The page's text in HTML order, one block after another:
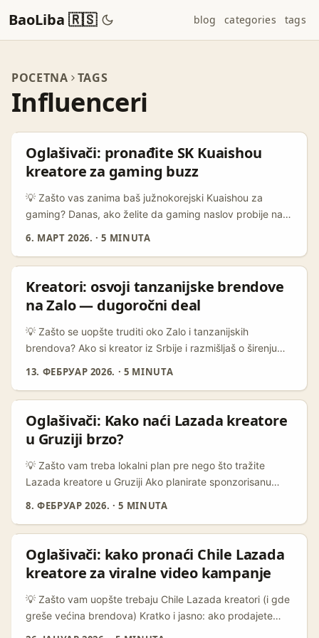
BaoLiba 🇷🇸 blog categories tags
POCETNA TAGS
Influenceri
Oglašivači: pronađite SK Kuaishou
kreatore za gaming buzz
💡 Zašto vas zanima baš južnokorejski Kuaishou za
gaming? Danas, ako želite da gaming naslov probije na
short-form videa, live streama i ultra-engaged fandom
publike. Problem? Nije TikTok, ne koristi iste discover
mehanike, a lokalni kreatori često rade u krugovima koje
nije lako poremetiti standardnim outreachom iz Evrope. ...
6. МАРТ 2026. ·5 MINUTA
Kreatori: osvoji tanzanijske brendove
na Zalo — dugoročni deal
💡 Zašto se uopšte truditi oko Zalo i tanzanijskih
brendova? Ako si kreator iz Srbije i razmišljaš o širenju
vijetnamska/azijska komunikaciona platforma, ali forma
direktnog, chat-first kontakta koju nudi — DM, voice
note, zajedničke grupe — je model koji brendovi u drugim
tržištima često preferiraju. ...
13. ФЕБРУАР 2026. ·5 MINUTA
Oglašivači: Kako naći Lazada kreatore
u Gruziji brzo?
💡 Zašto vam treba lokalni plan pre nego što tražite
Lazada kreatore u Gruziji Ako planirate sponzorisanu
Lazada je regionalni igrač koji ubrzano uvodi AI alate,
logistička poboljšanja i fokus na verodostojnost brenda
(Lazada Brand Gala 2025, PR Newswire). To znači da
kreatori koji uspešno konvertuju često kombinuju Lazada
listing content sa sadržajem na TikToku/Instagramu — pa
morate tražiti omnichannel signal, ne samo Lazada profil.
8. ФЕБРУАР 2026. ·5 MINUTA
Oglašivači: kako pronaći Chile Lazada
kreatore za viralne video kampanje
💡 Zašto vam uopšte trebaju Chile Lazada kreatori (i gde
greše većina brendova) Kratko i jasno: ako prodajete